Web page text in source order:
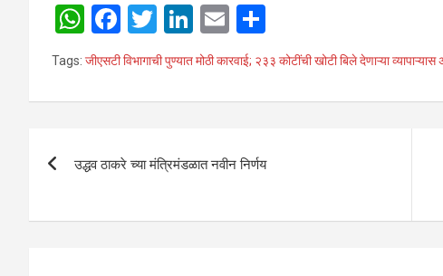
W
h
at
s
p
F
a
ce
b
o
T
wi
tt
er
Li
n
ke
dI
E
m
ail ar
e
Tags: जीएसटी विभागाची पुण्यात मोठी कारवाई; २३३ कोटींची खोटी बिले देणाऱ्या
navigation
उद्धव ठाकरे च्या मंत्रिमंडळात नवीन निर्णय